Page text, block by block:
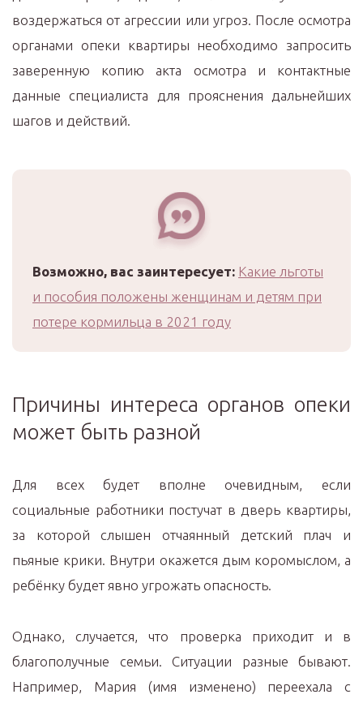
воздержаться от агрессии или угроз. После осмотра
органами опеки квартиры необходимо запросить
заверенную копию акта осмотра и контактные
данные специалиста для прояснения дальнейших
шагов и действий.
Возможно, вас заинтересует: Какие льготы
и пособия положены женщинам и детям при
потере кормильца в 2021 году
Причины интереса органов опеки
может быть разной
Для всех будет вполне очевидным, если
социальные работники постучат в дверь квартиры,
за которой слышен отчаянный детский плач и
пьяные крики. Внутри окажется дым коромыслом, а
ребёнку будет явно угрожать опасность.
Однако, случается, что проверка приходит и в
благополучные семьи. Ситуации разные бывают.
Например, Мария (имя изменено) переехала с